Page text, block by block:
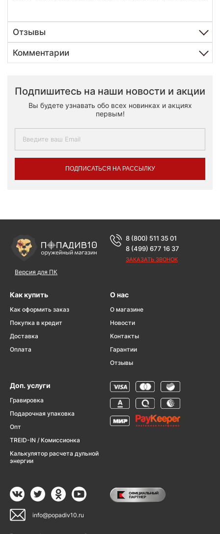
Отзывы
Комментарии
Подпишитесь на наши новости и акции
Вы будете узнавать обо всех новинках и акциях
первым!
ПОДПИСАТЬСЯ НА РАССЫЛКУ
Версия для ПК
8 (800) 511 35 01
8 (499) 677 16 37
ЗАКАЗАТЬ ЗВОНОК
Как купить
Как оформить заказ
Покупка в кредит
Доставка
Оплата
О нас
О магазине
Новости
Контакты
Гарантии
Отзывы
Доп. услуги
Гравировка
Подарочная упаковка
Опт
TREID-IN / Комиссионка
Калькулятор расчета дульной
энергии
info@popadiv10.ru